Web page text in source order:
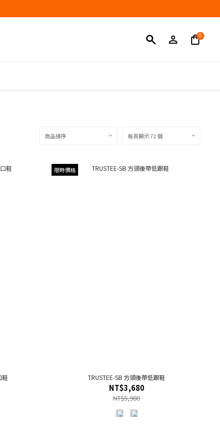
商品排序 每頁顯示 72 個
鞋
限時價格
TRUSTEE-SB 方頭後帶低跟鞋
NT$3,680
NT$5,980